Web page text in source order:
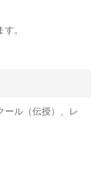
。
ール（伝授）、レ